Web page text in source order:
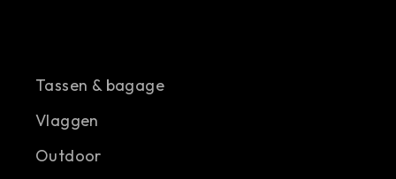
Tassen & bagage
Vlaggen
Outdoor